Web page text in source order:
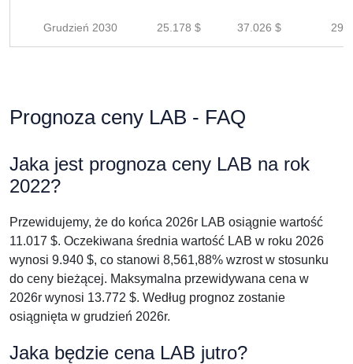
Grudzień 2030 25.178 $ 37.026 $
Prognoza ceny LAB - FAQ
Jaka jest prognoza ceny LAB na rok
2022?
Przewidujemy, że do końca 2026r LAB osiągnie wartość
11.017 $. Oczekiwana średnia wartość LAB w roku 2026
wynosi 9.940 $, co stanowi 8,561,88% wzrost w stosunku
do ceny bieżącej. Maksymalna przewidywana cena w
2026r wynosi 13.772 $. Według prognoz zostanie
osiągnięta w grudzień 2026r.
Jaka będzie cena LAB jutro?